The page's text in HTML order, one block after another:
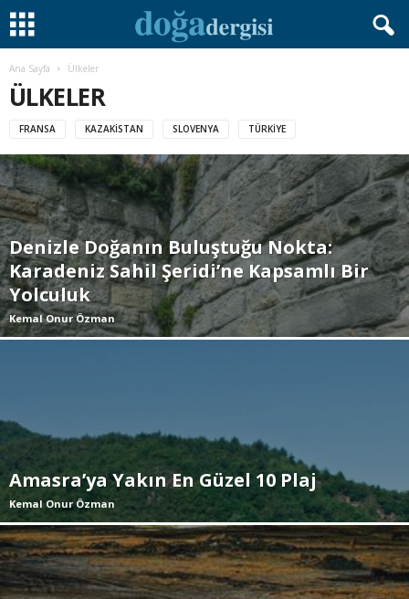
Ana Sayfa Ülkeler
ÜLKELER
FRANSA KAZAKISTAN SLOVENYA TÜRKIYE
Denizle Doğanın Buluştuğu Nokta:
Karadeniz Sahil Şeridi’ne Kapsamlı Bir
Yolculuk
Kemal Onur Özman
Amasra’ya Yakın En Güzel 10 Plaj
Kemal Onur Özman